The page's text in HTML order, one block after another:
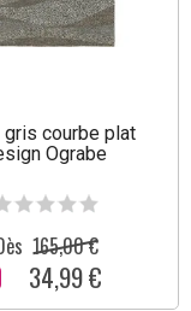
gris courbe plat
Ograbe
165,00 €
34,99 €